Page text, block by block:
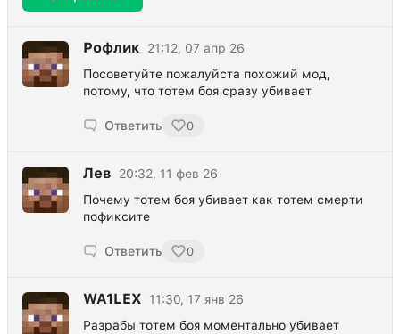
Рофлик
21:12, 07 апр 26
Посоветуйте пожалуйста похожий мод,
потому, что тотем боя сразу убивает
Ответить 0
Лев
20:32, 11 фев 26
Почему тотем боя убивает как тотем смерти
пофиксите
Ответить 0
WA1LEX
11:30, 17 янв 26
Разрабы тотем боя моментально убивает